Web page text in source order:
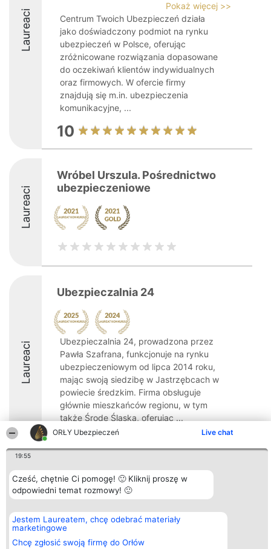
ORŁY Ubezpieczeń Live chat
19:55
Cześć, chętnie Ci pomogę! 🙂 Kliknij proszę w
odpowiedni temat rozmowy! 🙂
Jestem Laureatem, chcę odebrać materiały
marketingowe
Chcę zgłosić swoją firmę do Orłów
Laureaci
Pokaż więcej >>
Centrum Twoich Ubezpieczeń działa
jako doświadczony podmiot na rynku
ubezpieczeń w Polsce, oferując
zróżnicowane rozwiązania dopasowane
do oczekiwań klientów indywidualnych
oraz firmowych. W ofercie firmy
znajdują się m.in. ubezpieczenia
komunikacyjne, ...
10
Laureaci
Wróbel Urszula. Pośrednictwo
ubezpieczeniowe
Laureaci
Ubezpieczalnia 24
Ubezpieczalnia 24, prowadzona przez
Pawła Szafrana, funkcjonuje na rynku
ubezpieczeniowym od lipca 2014 roku,
mając swoją siedzibę w Jastrzębcach w
powiecie średzkim. Firma obsługuje
głównie mieszkańców regionu, w tym
także Środę Śląską, oferując ...
8.6
Organizator plebiscytu
Bright Side Solutions sp. z o.
o. sp. k.
Wrocław 50-079
KRS 0000749100 | Regon
381313360 | NIP 8943132676
+48 508 492 400
Plebiscyt
Laureaci
Lista
Laureatów
Regulamin
Polityka
Kontakt